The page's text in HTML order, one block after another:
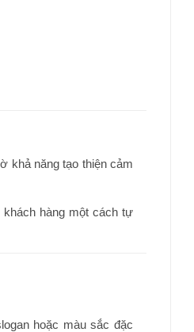
khả năng tạo thiện cảm
hàng một cách tự
hoặc màu sắc đặc